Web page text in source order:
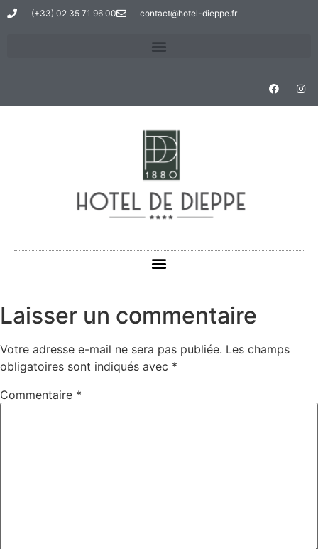
(+33) 02 35 71 96 00 contact@hotel-dieppe.fr
Laisser un commentaire
Votre adresse e-mail ne sera pas publiée. Les champs
obligatoires sont indiqués avec *
Commentaire *